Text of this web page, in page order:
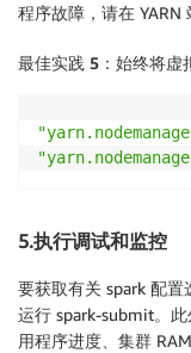
程序故障，请在 YARN
最佳实践 5： 始终将虚
5.执行调试和监控
要获取有关 spark 配置
运行 spark-submit。
用程序进度、集群